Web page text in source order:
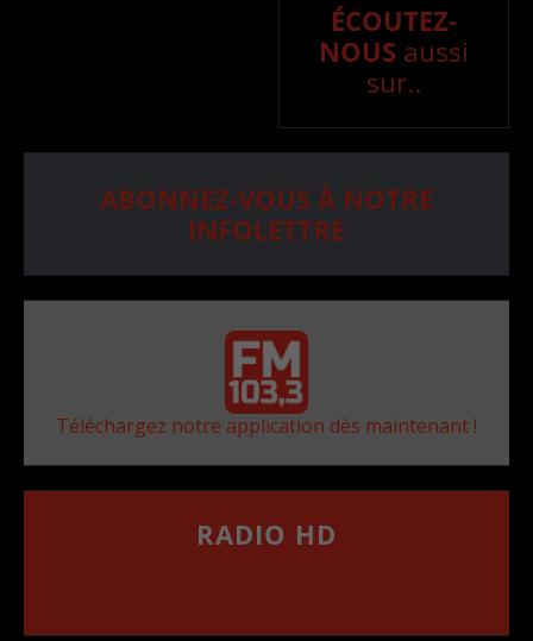
ÉCOUTEZ-
NOUS aussi
sur..
ABONNEZ-VOUS À NOTRE
INFOLETTRE
Téléchargez notre application dès maintenant !
RADIO HD